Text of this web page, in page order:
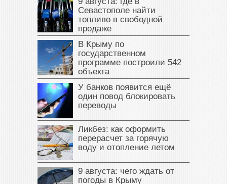
Севастополе найти
топливо в свободной
продаже
В Крыму по
государственном
программе построили 542
объекта
У банков появится ещё
один повод блокировать
переводы
Ликбез: как оформить
перерасчет за горячую
воду и отопление летом
9 августа: чего ждать от
погоды в Крыму